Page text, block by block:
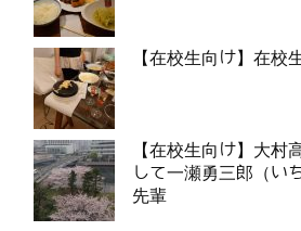
【在校生向け】在校
【在校生向け】大村
して一瀬勇三郎（い
先輩